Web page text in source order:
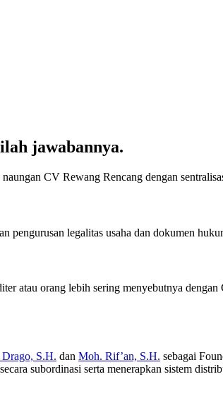
jawabannya.
CV Rewang Rencang dengan
pengurusan legalitas usaha dan dokumen
atau orang lebih sering menyebutnya
S.H. dan Moh. Rif’an, S.H. sebagai
subordinasi serta menerapkan sistem